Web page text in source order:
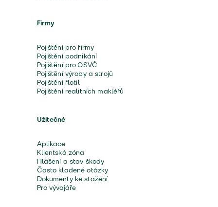
Firmy
Pojištění pro firmy
Pojištění podnikání
Pojištění pro OSVČ
Pojištění výroby a strojů
Pojištění flotil
Pojištění realitních makléřů
Užitečné
Aplikace
Klientská zóna
Hlášení a stav škody
Často kladené otázky
Dokumenty ke stažení
Pro vývojáře